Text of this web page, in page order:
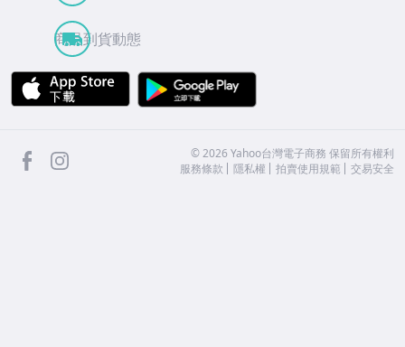
商品到貨動態
APP Store
facebook ©2026 Yahoo台灣電子商務 保留所有權利
服務條款
隱私權 拍賣使用規範 交易安全